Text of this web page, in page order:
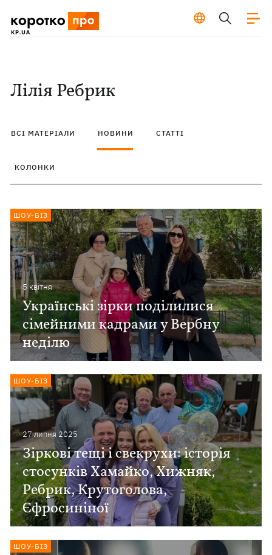
Лілія Ребрик
ВСІ МАТЕРІАЛИ НОВИНИ СТАТТІ
КОЛОНКИ
5 квiтня
Українські зірки поділилися
сімейними кадрами у Вербну
неділю
ШОУ-БІЗ
27 липня 2025
Зіркові тещі і свекрухи: історія
стосунків Хамайко, Хижняк,
Ребрик, Крутоголова,
Єфросиніної
ШОУ-БІЗ
ШОУ-БІЗ